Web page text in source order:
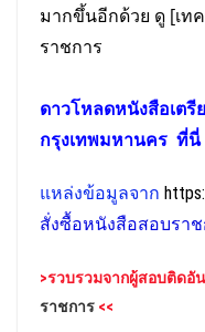
มากขึ้นอีกด้วย ดู [เท
ราชการ
ดาวโหลดหนังสือเตรี
กรุงเทพมหานคร ที่นี่
แหล่งข้อมูลจาก
สั่งซื้อหนังสือสอบรา
>รวบรวมจากผู้สอบติดอั
ราชการ <<